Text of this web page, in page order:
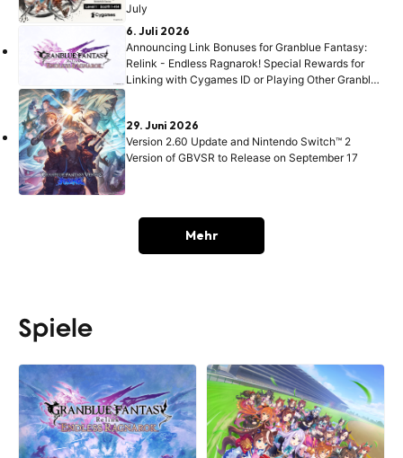
July
6. Juli 2026
Announcing Link Bonuses for Granblue Fantasy:
Relink - Endless Ragnarok! Special Rewards for
Linking with Cygames ID or Playing Other Granblue
29. Juni 2026
Version 2.60 Update and Nintendo Switch™ 2
Version of GBVSR to Release on September 17
Mehr
Spiele